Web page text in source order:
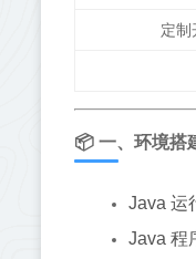
定制
📦 一、环境搭
Java 运
Java 程